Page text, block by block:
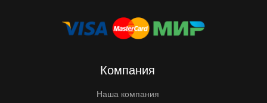
Компания
Наша компания